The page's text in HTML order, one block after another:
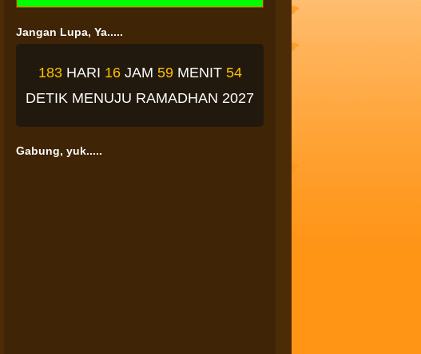
Jangan Lupa, Ya.....
183 HARI 16 JAM 59 MENIT53
DETIK MENUJU RAMADHAN 2027
Gabung, yuk.....